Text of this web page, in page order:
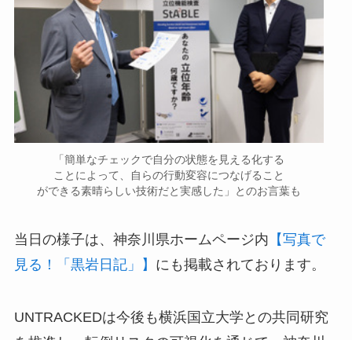
「簡単なチェックで自分の状態を見える化する
ことによって、​​​​​自らの行動変容につなげるこ​​​と
ができる素晴らしい技術だと実感した」とのお言葉も
当日の様子は、神奈川県ホームページ内 【写真で
見る！「黒岩日記」】 にも掲載されております。
UNTRACKEDは今後も横浜国立大学との共同研究